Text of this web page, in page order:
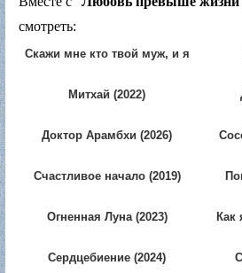
смотреть:
Скажи мне кто твой муж, и я
Митхай (2022)
Доктор Арамбхи (2026)
Счастливое начало (2019)
Огненная Луна (2023) Как
Сердцебиение (2024)